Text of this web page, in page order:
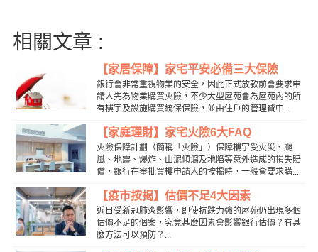
相關文章 :
【家居保障】家宅平安必備三大保險
銀行會非常重視物業的安全，因此正式放款前會要求申
請人先為物業購買火險，不少大型屋苑會為屋苑內的所
有樓宇及設施購買統保保險，並由住戶的管理費中...
【家庭理財】家宅火險6大FAQ
火險保障計劃（簡稱「火險」）保障樓宇受火災、颱
風、地震、爆炸、山泥傾瀉及地陷等意外造成的損失賠
償，銀行在審批買樓申請人的按揭時，一般會要求購...
【疫市按揭】估價不足4大因素
近日受新冠肺炎影響，即使抗跌力強的屋苑仍出現多個
估價不足的個案，究竟甚麼因素會影響銀行估價？有甚
麼方法可以預防？...